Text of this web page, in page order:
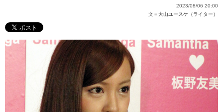
2023/08/06 20:00
文＝大山ユースケ（ライター）